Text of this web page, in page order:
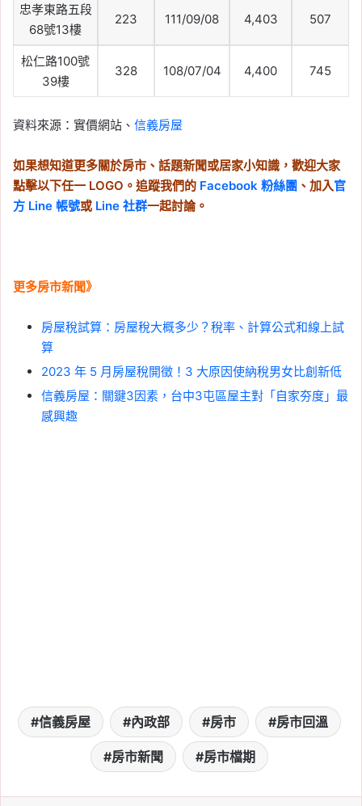
忠孝東路五段
68號13樓
223 111/09/08 4,403 507
松仁路100號
39樓
328 108/07/04 4,400 745
資料來源：實價網站、 信義房屋
如果想知道更多關於房市、話題新聞或居家小知識，歡迎大家
點擊以下任一 LOGO。追蹤我們的 Facebook 粉絲團 、加入官
方 Line 帳號或 Line 社群一起討論。
更多房市新聞》
房屋稅試算：房屋稅大概多少？稅率、計算公式和線上試
算
2023 年 5 月房屋稅開徵！3 大原因使納稅男女比創新低
信義房屋：關鍵3因素，台中3屯區屋主對「自家夯度」最
感興趣
信義房屋 內政部 房市 房市回溫
房市新聞 房市檔期